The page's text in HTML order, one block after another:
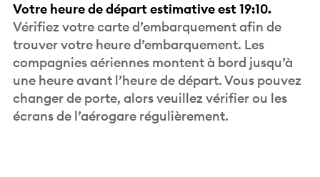
Votre heure de départ estimative est 19:10.
Vérifiez votre carte d’embarquement afin de
trouver votre heure d’embarquement. Les
compagnies aériennes montent à bord jusqu’à
une heure avant l’heure de départ. Vous pouvez
changer de porte, alors veuillez vérifier ou les
écrans de l’aérogare régulièrement.